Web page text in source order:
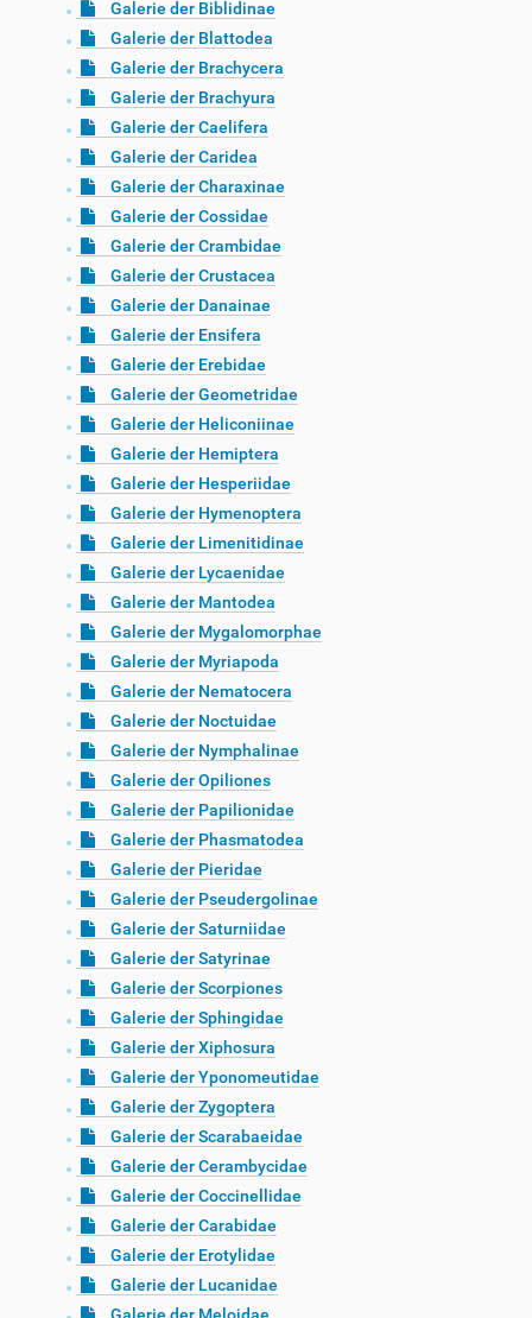
Galerie der Biblidinae
Galerie der Blattodea
Galerie der Brachycera
Galerie der Brachyura
Galerie der Caelifera
Galerie der Caridea
Galerie der Charaxinae
Galerie der Cossidae
Galerie der Crambidae
Galerie der Crustacea
Galerie der Danainae
Galerie der Ensifera
Galerie der Erebidae
Galerie der Geometridae
Galerie der Heliconiinae
Galerie der Hemiptera
Galerie der Hesperiidae
Galerie der Hymenoptera
Galerie der Limenitidinae
Galerie der Lycaenidae
Galerie der Mantodea
Galerie der Mygalomorphae
Galerie der Myriapoda
Galerie der Nematocera
Galerie der Noctuidae
Galerie der Nymphalinae
Galerie der Opiliones
Galerie der Papilionidae
Galerie der Phasmatodea
Galerie der Pieridae
Galerie der Pseudergolinae
Galerie der Saturniidae
Galerie der Satyrinae
Galerie der Scorpiones
Galerie der Sphingidae
Galerie der Xiphosura
Galerie der Yponomeutidae
Galerie der Zygoptera
Galerie der Scarabaeidae
Galerie der Cerambycidae
Galerie der Coccinellidae
Galerie der Carabidae
Galerie der Erotylidae
Galerie der Lucanidae